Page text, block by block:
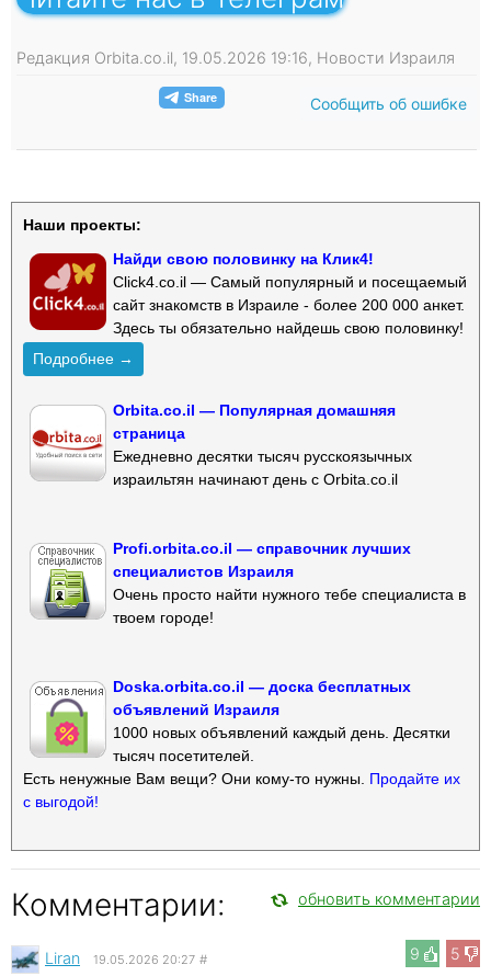
Редакция Orbita.co.il, 19.05.2026 19:16, Новости Израиля
Сообщить об ошибке
Наши проекты:
Найди свою половинку на Клик4!
Click4.co.il — Самый популярный и посещаемый
сайт знакомств в Израиле - более 200 000 анкет.
Здесь ты обязательно найдешь свою половинку!
Подробнее →
Orbita.co.il — Популярная домашняя
страница
Ежедневно десятки тысяч русскоязычных
израильтян начинают день с Orbita.co.il
Profi.orbita.co.il — справочник лучших
специалистов Израиля
Очень просто найти нужного тебе специалиста в
твоем городе!
Doska.orbita.co.il — доска бесплатных
объявлений Израиля
1000 новых объявлений каждый день. Десятки
тысяч посетителей.
Есть ненужные Вам вещи? Они кому-то нужны. Продайте их
с выгодой!
Комментарии: обновить комментарии
9 5
Liran 19.05.2026 20:27 #